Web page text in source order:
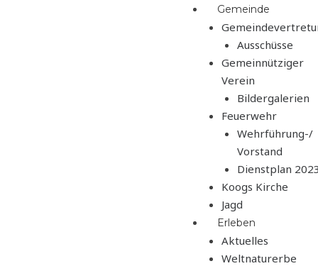
Gemeinde
Ausschüsse
Gemeinnütziger
Verein
Bildergalerien
Feuerwehr
Wehrführung-/
Vorstand
Dienstplan
Koogs Kirche
Jagd
Erleben
Aktuelles
Weltnaturerbe
Menü